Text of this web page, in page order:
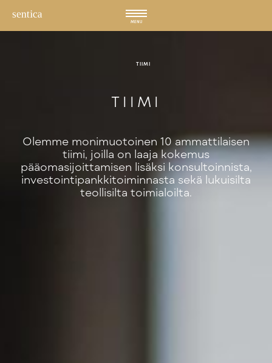
sisältöön
MENU
TIIMI
Olemme monimuotoinen 10 ammattilaisen
tiimi, joilla on laaja kokemus
pääomasijoittamisen lisäksi konsultoinnista,
investointipankkitoiminnasta sekä lukuisilta
teollisilta toimialoilta.
TIIMI